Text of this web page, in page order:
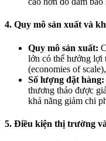
4. Quy mô sản xuất và
Quy mô sản xuất:
lớn có thể hưởng lợi
(economies of
Số lượng đặt hàng:
thương thảo được
khả năng giảm chi
5. Điều kiện thị trường